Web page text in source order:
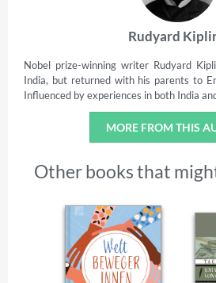
Rudyard
Nobel prize-winning writer Rudyard
India, but returned with his parents to
Influenced by experiences in both India
MORE FROM THIS
Other books that